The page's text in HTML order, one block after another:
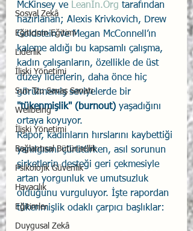
Sosyal Zekâ
Eğiticinin Eğitimi
Liderlik
İlişki Yönetimi
Sun Tzu Savaş Sanatı
Wellbeing
İlişki Yönetimi
Bağlantısal Bütünsellik
Psikolojik Güvenlik
Havacılık
Eğitimler
Duygusal Zekâ
McKinsey ve LeanIn.Org tarafından
hazırlanan; Alexis Krivkovich, Drew
Goldstein ve Megan McConnell’ın
kaleme aldığı bu kapsamlı çalışma,
kadın çalışanların, özellikle de üst
düzey liderlerin, daha önce hiç
görülmemiş seviyelerde bir
"tükenmişlik" (burnout) yaşadığını
ortaya koyuyor.
Rapor, kadınların hırslarını kaybettiği
yanılgısını çürütürken, asıl sorunun
şirketlerin desteği geri çekmesiyle
artan yorgunluk ve umutsuzluk
olduğunu vurguluyor. İşte rapordan
tükenmişlik odaklı çarpıcı başlıklar: